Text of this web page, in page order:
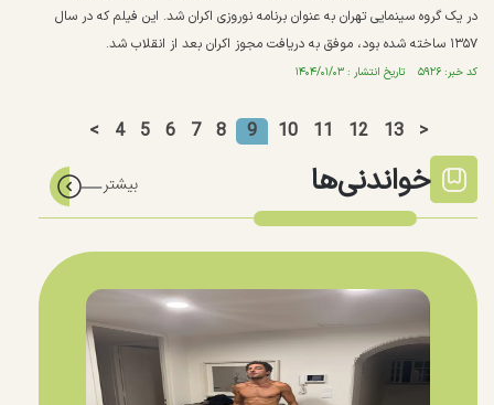
در یک گروه سینمایی تهران به عنوان برنامه نوروزی اکران شد. این فیلم که در سال
۱۳۵۷ ساخته شده بود، موفق به دریافت مجوز اکران بعد از انقلاب شد.
کد خبر: ۵۹۲۶ تاریخ انتشار : ۱۴۰۴/۰۱/۰۳
< 4 5 6 7 8 9 10 11 12 13 >
خواندنی‌ها